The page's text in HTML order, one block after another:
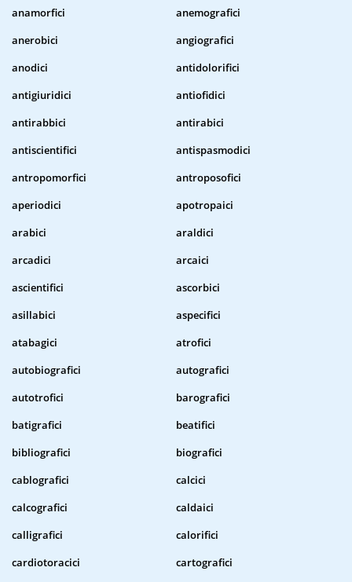
anamorfici
anemografici
anerobici
angiografici
anodici
antidolorifici
antigiuridici
antiofidici
antirabbici
antirabici
antiscientifici
antispasmodici
antropomorfici
antroposofici
aperiodici
apotropaici
arabici
araldici
arcadici
arcaici
ascientifici
ascorbici
asillabici
aspecifici
atabagici
atrofici
autobiografici
autografici
autotrofici
barografici
batigrafici
beatifici
bibliografici
biografici
cablografici
calcici
calcografici
caldaici
calligrafici
calorifici
cardiotoracici
cartografici